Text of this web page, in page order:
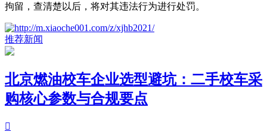
拘留，查清楚以后，将对其违法行为进行处罚。
推荐新闻
北京燃油校车企业选型避坑：二手校车采
购核心参数与合规要点
